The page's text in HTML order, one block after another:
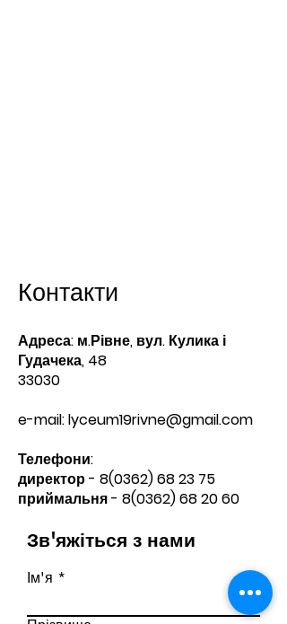
Контакти
Адреса: м.Рівне, вул. Кулика і
Гудачека, 48
33030
e-mail:lyceum19rivne@gmail.com
Телефони:​
директор - 8(0362) 68 23 75
приймальня - 8(0362) 68 20 60
Зв'яжіться з нами
Ім'я